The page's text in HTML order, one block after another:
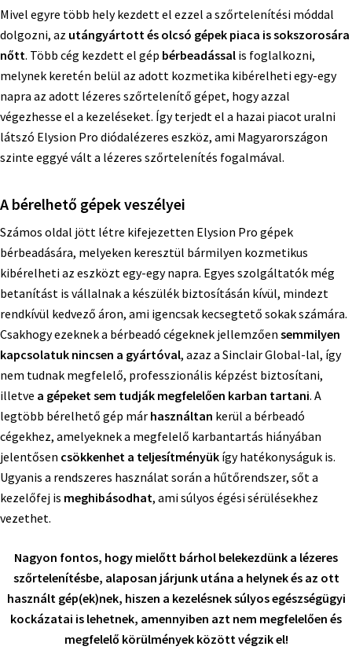
Mivel egyre több hely kezdett el ezzel a szőrtelenítési móddal
dolgozni, az utángyártott és olcsó gépek piaca is sokszorosára
nőtt. Több cég kezdett el gép bérbeadással is foglalkozni,
melynek keretén belül az adott kozmetika kibérelheti egy-egy
napra az adott lézeres szőrtelenítő gépet, hogy azzal
végezhesse el a kezeléseket. Így terjedt el a hazai piacot uralni
látszó Elysion Pro diódalézeres eszköz, ami Magyarországon
szinte eggyé vált a lézeres szőrtelenítés fogalmával.
A bérelhető gépek veszélyei
Számos oldal jött létre kifejezetten Elysion Pro gépek
bérbeadására, melyeken keresztül bármilyen kozmetikus
kibérelheti az eszközt egy-egy napra. Egyes szolgáltatók még
betanítást is vállalnak a készülék biztosításán kívül, mindezt
rendkívül kedvező áron, ami igencsak kecsegtető sokak számára.
Csakhogy ezeknek a bérbeadó cégeknek jellemzően semmilyen
kapcsolatuk nincsen a gyártóval, azaz a Sinclair Global-lal, így
nem tudnak megfelelő, professzionális képzést biztosítani,
illetve a gépeket sem tudják megfelelően karban tartani. A
legtöbb bérelhető gép már használtan kerül a bérbeadó
cégekhez, amelyeknek a megfelelő karbantartás hiányában
jelentősen csökkenhet a teljesítményük így hatékonyságuk is.
Ugyanis a rendszeres használat során a hűtőrendszer, sőt a
kezelőfej is meghibásodhat, ami súlyos égési sérülésekhez
vezethet.
Nagyon fontos, hogy mielőtt bárhol belekezdünk a lézeres
szőrtelenítésbe, alaposan járjunk utána a helynek és az ott
használt gép(ek)nek, hiszen a kezelésnek súlyos egészségügyi
kockázatai is lehetnek, amennyiben azt nem megfelelően és
megfelelő körülmények között végzik el!